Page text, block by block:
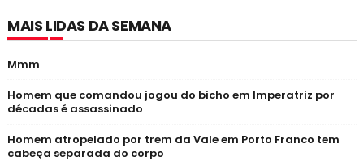
MAIS LIDAS DA SEMANA
Mmm
Homem que comandou jogou do bicho em Imperatriz por
décadas é assassinado
Homem atropelado por trem da Vale em Porto Franco tem
cabeça separada do corpo